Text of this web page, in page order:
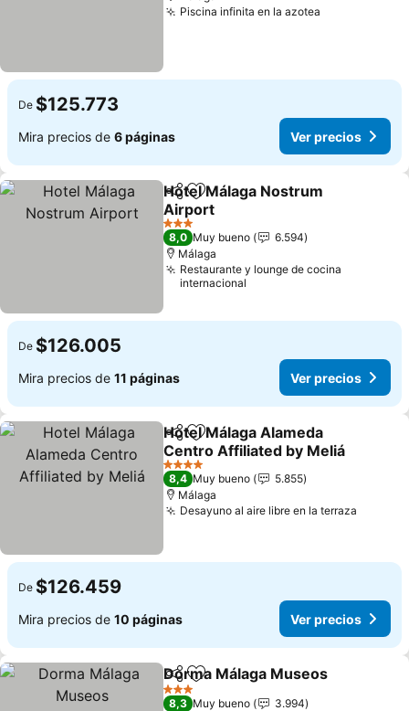
Piscina infinita en la azotea
De $125.773
Mira precios de 6 páginas Ver precios
CompartirAgregar a favoritos
Hotel Málaga Nostrum
Airport
3 Estrellas
8,0 Muy bueno
6.594
Málaga
Restaurante y lounge de cocina
internacional
De $126.005
Mira precios de 11 páginas Ver precios
CompartirAgregar a favoritos
Hotel Málaga Alameda
Centro Affiliated by Meliá
4 Estrellas
8,4 Muy bueno
5.855
Málaga
Desayuno al aire libre en la terraza
De $126.459
Mira precios de 10 páginas Ver precios
CompartirAgregar a favoritos
Dorma Málaga Museos
3 Estrellas
8,3 Muy bueno
3.994